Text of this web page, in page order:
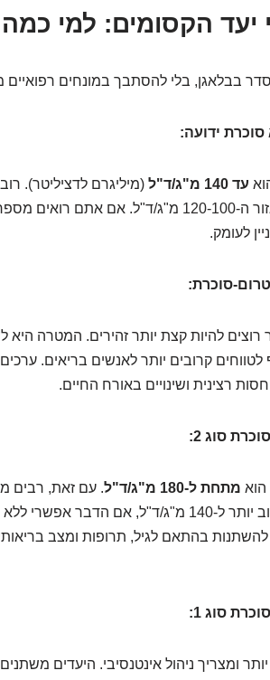
בבלאגן, בלי להסתבך במונחים רפואיים
ידועה:
עד 140 מ"ג/ד"ל
(מיליגרם לדציליטר).
בדרך כלל באזור ה-120-100 מ"ג/ד"ל. אם
לעומק.
סוכרת:
רוצים להיות קצת יותר זהירים. המטרה היא
רצינית ושינויים באורח החיים.
סוג 2:
הוא מתחת ל-180 מ"ג/ד"ל
. עם זאת, רבים
נמוך יותר, קרוב יותר ל-140 מ"ג/ד"ל, אם
להשתנות בהתאם לגיל, תרופות ומצב
סוג 1:
ומצריך ניהול אינטנסיבי. היעדים